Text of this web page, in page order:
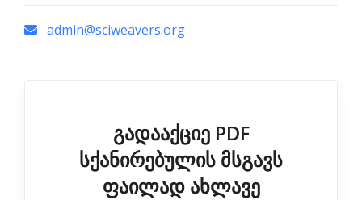
admin@sciweavers.org
გადააქციე PDF
სქანირებულის მსგავს
ფაილად ახლავე